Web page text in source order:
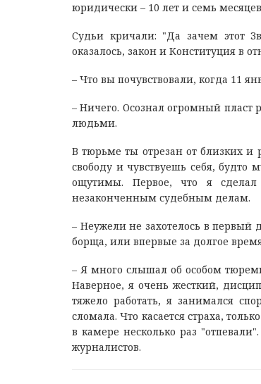
юридически – 10 лет и семь
Судьи кричали: "Да зачем этот
оказалось, закон и Конституция в
– Что вы почувствовали, когда 11
– Ничего. Осознал огромный пласт
людьми.
В тюрьме ты отрезан от близких
свободу и чувствуешь себя, будто
ощутимы. Первое, что я
незаконченным судебным делам.
– Неужели не захотелось в первый
борща, или впервые за долгое
– Я много слышал об особом
Наверное, я очень жесткий,
тяжело работать, я занимался
сломала. Что касается страха,
в камере несколько раз
журналистов.